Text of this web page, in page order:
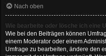
Nach oben
Wie bearbeite oder lösche ich eine
Wie bei den Beiträgen können
einem Moderator oder einem
Umfrage zu bearbeiten, ändere den